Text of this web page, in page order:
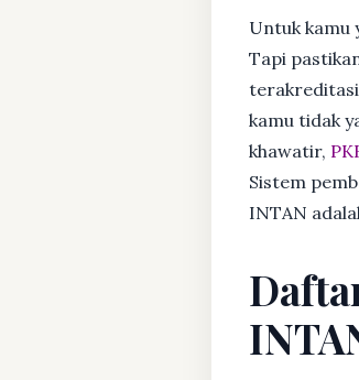
Untuk kamu
Tapi
kamu tidak
khawatir,
Sistem
INTAN